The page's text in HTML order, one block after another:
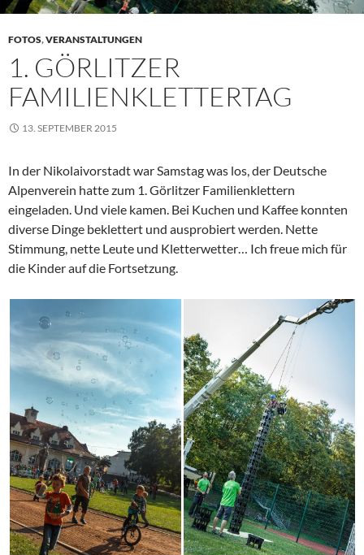
FOTOS,VERANSTALTUNGEN
1. GÖRLITZER
FAMILIENKLETTERTAG
13. SEPTEMBER 2015
In der Nikolaivorstadt war Samstag was los, der Deutsche
Alpenverein hatte zum 1. Görlitzer Familienklettern
eingeladen. Und viele kamen. Bei Kuchen und Kaffee konnten
diverse Dinge beklettert und ausprobiert werden. Nette
Stimmung, nette Leute und Kletterwetter… Ich freue mich für
die Kinder auf die Fortsetzung.